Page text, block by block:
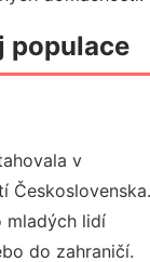
populace
v
Československa.
mladých lidí
do zahraničí.